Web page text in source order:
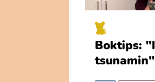
Boktips:
tsunamin"